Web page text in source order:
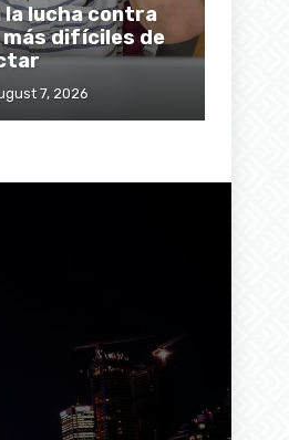
lucha contra
difíciles de
7, 2026